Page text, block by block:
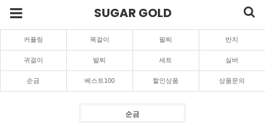
SUGAR GOLD
커플링 목걸이 팔찌 반지
귀걸이 발찌 세트 실버
순금 베스트100 할인상품 상품문의
순금